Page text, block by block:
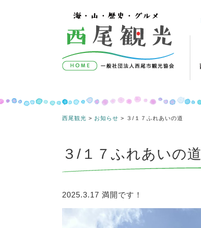
コンテンツへスキップ
西尾観光 > お知らせ > ３/１７ふれあいの道
３/１７ふれあいの道
2025.3.17 満開です！